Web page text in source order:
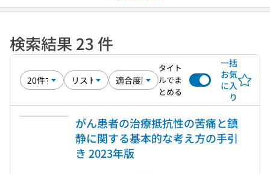
検索結果 23 件
タイト
ルでま
とめる
一括
お気
に入
り
がん患者の治療抵抗性の苦痛と鎮
静に関する基本的な考え方の手引
き 2023年版